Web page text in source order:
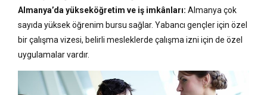
Almanya’da yükseköğretim ve iş imkânları: Almanya çok
sayıda yüksek öğrenim bursu sağlar. Yabancı gençler için özel
bir çalışma vizesi, belirli mesleklerde çalışma izni için de özel
uygulamalar vardır.